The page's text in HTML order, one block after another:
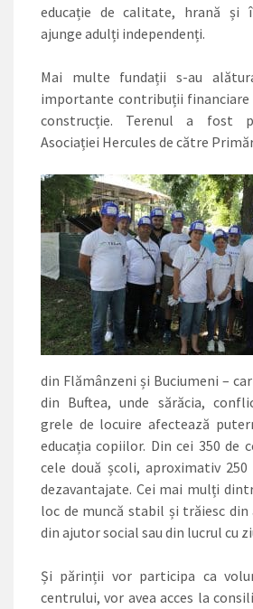
educație de calitate, hrană și
ajunge adulți independenți.
Mai multe fundații ­s-au
importante contribuții financiare
construcție. Terenul a fost
Asociației Hercules de către
din Flămânzeni și Buciumeni –
din Buftea, unde sărăcia,
grele de locuire afectează
educația copiilor. Din cei 350 de
cele două școli, aproximativ
dezavantajate. Cei mai mulți
loc de muncă stabil și trăiesc
din ajutor social sau din lucrul cu
Și părinții vor participa ca
centrului, vor avea acces la